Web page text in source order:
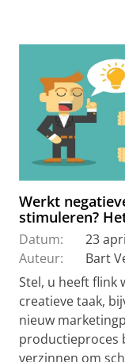
Werkt
stimuleren?
Datum:
23
Auteur:
Bart
Stel, u heeft flink
creatieve taak,
nieuw
productieproces
verzinnen om